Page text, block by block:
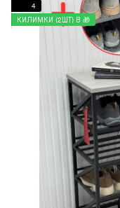
4
КИЛИМКИ (2ШТ) В 🎁